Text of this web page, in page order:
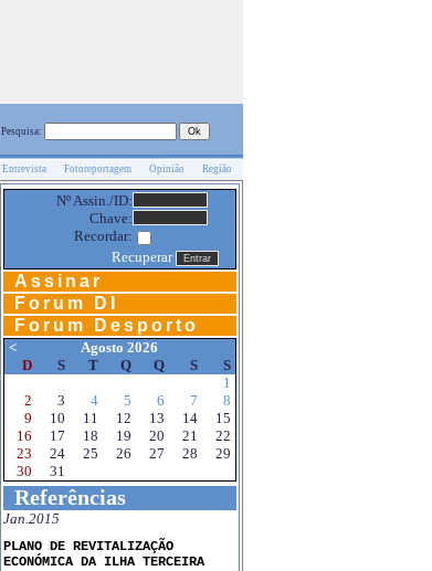
Pesquisa:
Entrevista Fotoreportagem Opinião Região
Nº Assin./ID:
Chave:
Recordar:
Recuperar
Assinar
Forum DI
Forum Desporto
<
Agosto 2026
D
S T Q Q S
S
1
2
3 4 5 6 7
8
9
10 11 12 13 14
15
16
17 18 19 20 21
22
23
24 25 26 27 28
29
30
31
Referências
Jan.2015
PLANO DE REVITALIZAÇÃO
ECONÓMICA DA ILHA TERCEIRA